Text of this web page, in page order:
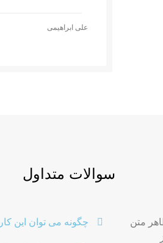
علی ابراهیمی
متن
سوالات متداول
چگونه می توان این